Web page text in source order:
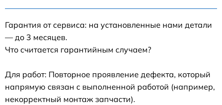
Гарантия от сервиса: на установленные нами детали
— до 3 месяцев.
Что считается гарантийным случаем?
Для работ: Повторное проявление дефекта, который
напрямую связан с выполненной работой (например,
некорректный монтаж запчасти).